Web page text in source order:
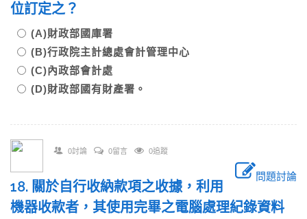
位訂定之？
(A)財政部國庫署
(B)行政院主計總處會計管理中心
(C)內政部會計處
(D)財政部國有財產署。
0討論 0留言 0追蹤
問題討論
18. 關於自行收納款項之收據，利用
機器收款者，其使用完畢之電腦處理紀錄資料